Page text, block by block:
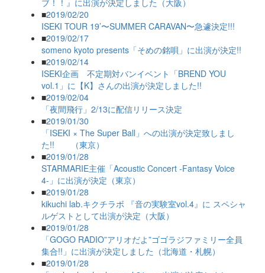
ブ！！』に出演が決定しました（大阪）
■2019/02/20
ISEKI TOUR 19’〜SUMMER CARAVAN〜急遽決定!!!
■2019/02/17
someno kyoto presents「そめの銘唄」に出演が決定!!
■2019/02/14
ISEKI企画 不定期対バンイベント「BREND YOU
vol.1」に【K】さんの出演が決定しました!!
■2019/02/04
「夜間飛行」2/13に配信リリース決定
■2019/01/30
「ISEKI × The Super Ball」への出演が決定致しまし
た!! （東京）
■2019/01/28
STARMARIE主催「Acoustic Concert -Fantasy Voice
4-」に出演が決定（東京）
■2019/01/28
kikuchi lab.キクチラボ 『音の実験室vol.4』に スペシャ
ルゲストとして出演が決定（大阪）
■2019/01/28
「GOGO RADIO”アリオだよ”ゴゴラジファミリー全員
集合!!」に出演が決定しました（北海道・札幌）
■2019/01/28